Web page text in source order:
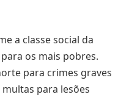
a classe social da
os mais pobres.
para crimes graves
para lesões